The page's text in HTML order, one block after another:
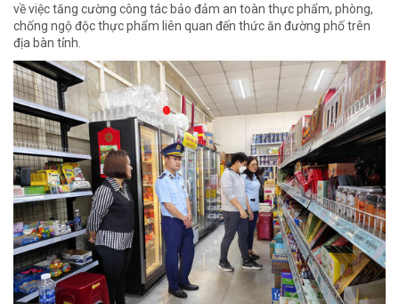
về việc tăng cường công tác bảo đảm an toàn thực phẩm, phòng,
chống ngộ độc thực phẩm liên quan đến thức ăn đường phố trên
địa bàn tỉnh.